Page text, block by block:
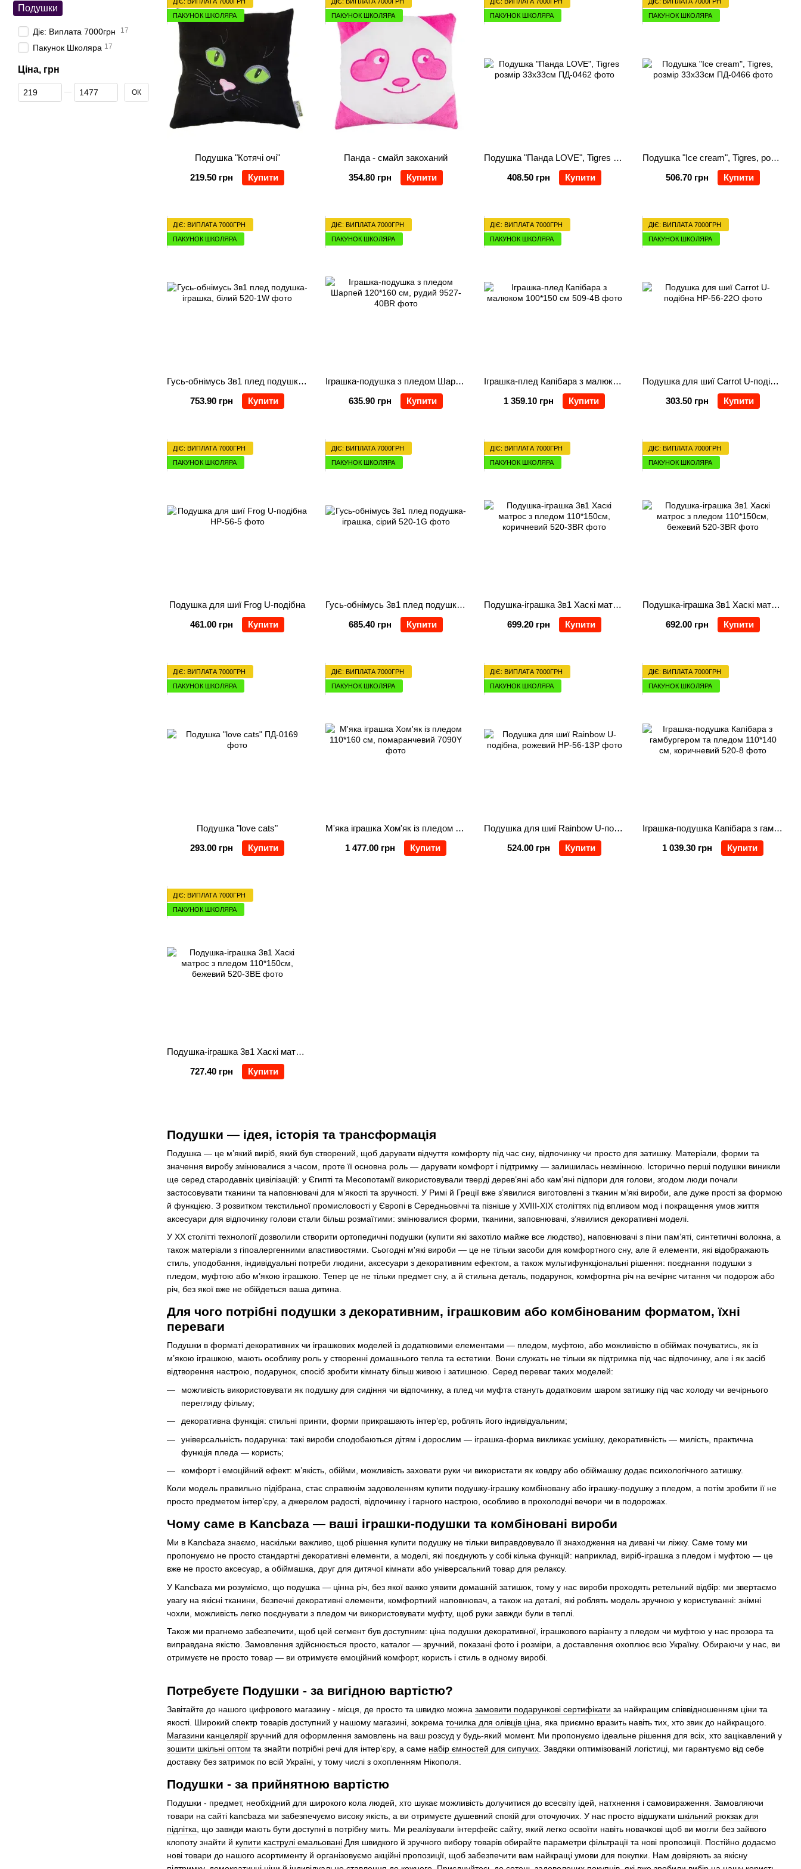
Подушки — ідея, історія та трансформація
Подушка — це м’який виріб, який був створений, щоб дарувати відчуття комфорту під час сну, відпочинку чи просто для затишку. Матеріали, форми та
значення виробу змінювалися з часом, проте її основна роль — дарувати комфорт і підтримку — залишилась незмінною. Історично перші подушки виникли
ще серед стародавніх цивілізацій: у Єгипті та Месопотамії використовували тверді дерев’яні або кам’яні підпори для голови, згодом люди почали
застосовувати тканини та наповнювачі для м’якості та зручності. У Римі й Греції вже з’явилися виготовлені з тканин м’які вироби, але дуже прості за формою
й функцією. З розвитком текстильної промисловості у Європі в Середньовіччі та пізніше у XVIII‑XIX століттях під впливом мод і покращення умов життя
аксесуари для відпочинку голови стали більш розмаїтими: змінювалися форми, тканини, заповнювачі, з’явилися декоративні моделі.
У XX столітті технології дозволили створити ортопедичні подушки (купити які захотіло майже все людство), наповнювачі з піни пам’яті, синтетичні волокна, а
також матеріали з гіпоалергенними властивостями. Сьогодні м'які вироби — це не тільки засоби для комфортного сну, але й елементи, які відображають
стиль, уподобання, індивідуальні потреби людини, аксесуари з декоративним ефектом, а також мультифункціональні рішення: поєднання подушки з
пледом, муфтою або м’якою іграшкою. Тепер це не тільки предмет сну, а й стильна деталь, подарунок, комфортна річ на вечірнє читання чи подорож або
річ, без якої вже не обійдеться ваша дитина.
Для чого потрібні подушки з декоративним, іграшковим або комбінованим форматом, їхні
переваги
Подушки в форматі декоративних чи іграшкових моделей із додатковими елементами — пледом, муфтою, або можливістю в обіймах почуватись, як із
м’якою іграшкою, мають особливу роль у створенні домашнього тепла та естетики. Вони служать не тільки як підтримка під час відпочинку, але і як засіб
відтворення настрою, подарунок, спосіб зробити кімнату більш живою і затишною. Серед переваг таких моделей:
можливість використовувати як подушку для сидіння чи відпочинку, а плед чи муфта стануть додатковим шаром затишку під час холоду чи вечірнього
перегляду фільму;
декоративна функція: стильні принти, форми прикрашають інтер’єр, роблять його індивідуальним;
універсальність подарунка: такі вироби сподобаються дітям і дорослим — іграшка‑форма викликає усмішку, декоративність — милість, практична
функція пледа — користь;
комфорт і емоційний ефект: м’якість, обійми, можливість заховати руки чи використати як ковдру або обіймашку додає психологічного затишку.
Коли модель правильно підібрана, стає справжнім задоволенням купити подушку‑іграшку комбіновану або іграшку-подушку з пледом, а потім зробити її не
просто предметом інтер’єру, а джерелом радості, відпочинку і гарного настрою, особливо в прохолодні вечори чи в подорожах.
Чому саме в Kancbaza — ваші іграшки‑подушки та комбіновані вироби
Ми в Kancbaza знаємо, наскільки важливо, щоб рішення купити подушку не тільки виправдовувало її знаходження на дивані чи ліжку. Саме тому ми
пропонуємо не просто стандартні декоративні елементи, а моделі, які поєднують у собі кілька функцій: наприклад, виріб‑іграшка з пледом і муфтою — це
вже не просто аксесуар, а обіймашка, друг для дитячої кімнати або універсальний товар для релаксу.
У Kancbaza ми розуміємо, що подушка — цінна річ, без якої важко уявити домашній затишок, тому у нас вироби проходять ретельний відбір: ми звертаємо
увагу на якісні тканини, безпечні декоративні елементи, комфортний наповнювач, а також на деталі, які роблять модель зручною у користуванні: знімні
чохли, можливість легко поєднувати з пледом чи використовувати муфту, щоб руки завжди були в теплі.
Також ми прагнемо забезпечити, щоб цей сегмент був доступним: ціна подушки декоративної, іграшкового варіанту з пледом чи муфтою у нас прозора та
виправдана якістю. Замовлення здійснюється просто, каталог — зручний, показані фото і розміри, а доставлення охоплює всю Україну. Обираючи у нас, ви
отримуєте не просто товар — ви отримуєте емоційний комфорт, користь і стиль в одному виробі.
Потребуєте Подушки - за вигідною вартістю?
Завітайте до нашого цифрового магазину - місця, де просто та швидко можна замовити подарункові сертифікати за найкращим співвідношенням ціни та
якості. Широкий спектр товарів доступний у нашому магазині, зокрема точилка для олівців ціна , яка приємно вразить навіть тих, хто звик до найкращого.
Магазини канцелярії зручний для оформлення замовлень на ваш розсуд у будь-який момент. Ми пропонуємо ідеальне рішення для всіх, хто зацікавлений у
зошити шкільні оптом та знайти потрібні речі для інтер’єру, а саме набір ємностей для сипучих . Завдяки оптимізованій логістиці, ми гарантуємо від себе
доставку без затримок по всій Україні, у тому числі з охопленням Нікополя.
Подушки - за прийнятною вартістю
Подушки - предмет, необхідний для широкого кола людей, хто шукає можливість долучитися до всесвіту ідей, натхнення і самовираження. Замовляючи
товари на сайті kancbaza ми забезпечуємо високу якість, а ви отримуєте душевний спокій для оточуючих. У нас просто відшукати шкільний рюкзак для
підлітка , що завжди мають бути доступні в потрібну мить. Ми реалізували інтерфейс сайту, який легко освоїти навіть новачкові щоб ви могли без зайвого
клопоту знайти й купити каструлі емальовані Для швидкого й зручного вибору товарів обирайте параметри фільтрації та нові пропозиції. Постійно додаємо
нові товари до нашого асортименту й організовуємо акційні пропозиції, щоб забезпечити вам найкращі умови для покупки. Нам довіряють за якісну
ПАКУНОК ШКОЛЯРА
Подушка "Котячі очі"
219.50 грн
Купити
ПАКУНОК ШКОЛЯРА
Панда - смайл закоханий
354.80 грн
Купити
ПАКУНОК ШКОЛЯРА
Подушка "Панда LOVE", Tigres розмір 33х33см
408.50 грн
Купити
ПАКУНОК ШКОЛЯРА
Подушка "Ice cream", Tigres, розмір 33х33см
506.70 грн
Купити
ДІЄ: ВИПЛАТА 7000ГРН
ПАКУНОК ШКОЛЯРА
Гусь-обнімусь 3в1 плед подушка-іграшка, білий
753.90 грн
Купити
ДІЄ: ВИПЛАТА 7000ГРН
ПАКУНОК ШКОЛЯРА
Іграшка-подушка з пледом Шарпей 120*160 см, рудий
635.90 грн
Купити
ДІЄ: ВИПЛАТА 7000ГРН
ПАКУНОК ШКОЛЯРА
Іграшка-плед Капібара з малюком 100*150 см
1 359.10 грн
Купити
ДІЄ: ВИПЛАТА 7000ГРН
ПАКУНОК ШКОЛЯРА
Подушка для шиї Carrot U-подібна
303.50 грн
Купити
ДІЄ: ВИПЛАТА 7000ГРН
ПАКУНОК ШКОЛЯРА
Подушка для шиї Frog U-подібна
461.00 грн
Купити
ДІЄ: ВИПЛАТА 7000ГРН
ПАКУНОК ШКОЛЯРА
Гусь-обнімусь 3в1 плед подушка-іграшка, сірий
685.40 грн
Купити
ДІЄ: ВИПЛАТА 7000ГРН
ПАКУНОК ШКОЛЯРА
Подушка-іграшка 3в1 Хаскі матрос з пледом 110*150см, коричневий
699.20 грн
Купити
ДІЄ: ВИПЛАТА 7000ГРН
ПАКУНОК ШКОЛЯРА
Подушка-іграшка 3в1 Хаскі матрос з пледом 110*150см, бежевий
692.00 грн
Купити
ДІЄ: ВИПЛАТА 7000ГРН
ПАКУНОК ШКОЛЯРА
Подушка "love cats"
293.00 грн
Купити
ДІЄ: ВИПЛАТА 7000ГРН
ПАКУНОК ШКОЛЯРА
М'яка іграшка Хом'як із пледом 110*160 см, помаранчевий
1 477.00 грн
Купити
ДІЄ: ВИПЛАТА 7000ГРН
ПАКУНОК ШКОЛЯРА
Подушка для шиї Rainbow U-подібна, рожевий
524.00 грн
Купити
ДІЄ: ВИПЛАТА 7000ГРН
ПАКУНОК ШКОЛЯРА
Іграшка-подушка Капібара з гамбургером та пледом 110*140 см, коричневий
1 039.30 грн
Купити
ДІЄ: ВИПЛАТА 7000ГРН
ПАКУНОК ШКОЛЯРА
Подушка-іграшка 3в1 Хаскі матрос з пледом 110*150см, бежевий
727.40 грн
Купити
Подушки
Діє: Виплата 7000грн 17
Пакунок Школяра 17
Ціна, грн
Від Ціна, грн
До Ціна, грн ОК